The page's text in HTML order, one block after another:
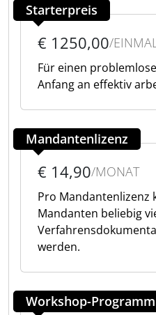
Starterpreis
€ 1250,00/
Für einen
Anfang an effektiv
Mandantenlizenz
€ 14,90/MONAT
Pro Mandantenlizenz
Mandanten beliebig
werden.
Workshop-Programm